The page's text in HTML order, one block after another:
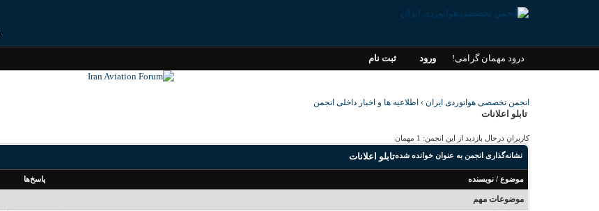
درود مهمان گرامی! ورود ثبت نام
انجمن تخصصی هوانوردی ایران › اطلاعیه ها و اخبار داخلی انجمن
تابلو اعلانات
کاربرانِ درحال بازدید از این انجمن: 1 مهمان
نشانه‌گذاری انجمن به عنوان خوانده شدهتابلو اعلانات
موضوع /نویسنده پاسخ‌ها
موضوعات مهم